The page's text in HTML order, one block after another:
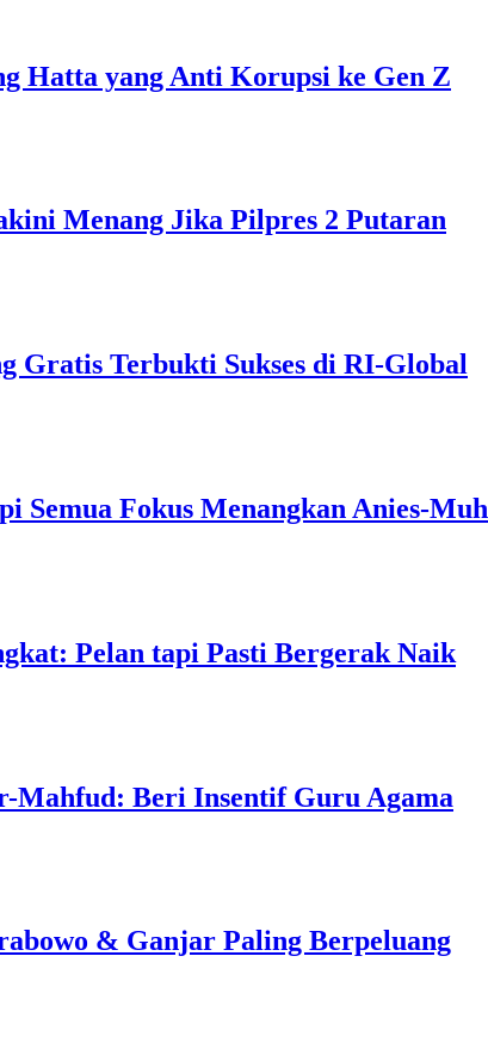
Hatta yang Anti Korupsi ke Gen Z
Menang Jika Pilpres 2 Putaran
Gratis Terbukti Sukses di RI-Global
Semua Fokus Menangkan Anies-
Pelan tapi Pasti Bergerak Naik
Mahfud: Beri Insentif Guru Agama
& Ganjar Paling Berpeluang